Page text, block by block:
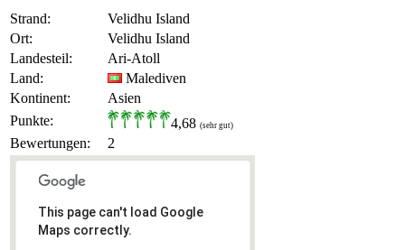
Strand:
Velidhu Island
Ort:
Velidhu Island
Landesteil:
Ari-Atoll
Land:
Malediven
Kontinent:
Asien
Punkte:
4,68 (sehr gut)
Bewertungen: 2
This page can't load Google
Maps correctly.